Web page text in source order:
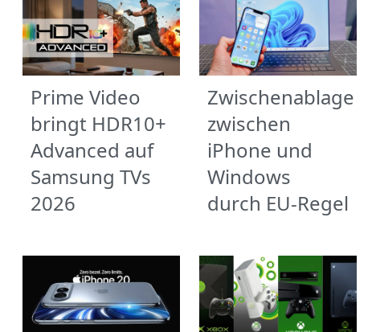
Prime Video
bringt HDR10+
Advanced auf
Samsung TVs
2026
Zwischenablage
zwischen
iPhone und
Windows
durch EU-Regel